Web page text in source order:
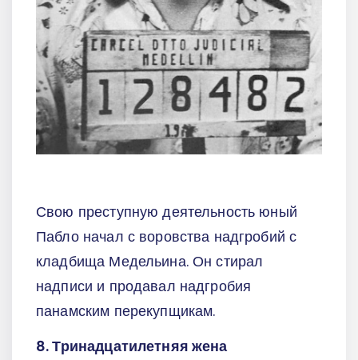
Свою преступную деятельность юный
Пабло начал с воровства надгробий с
кладбища Медельина. Он стирал
надписи и продавал надгробия
панамским перекупщикам.
8. Тринадцатилетняя жена